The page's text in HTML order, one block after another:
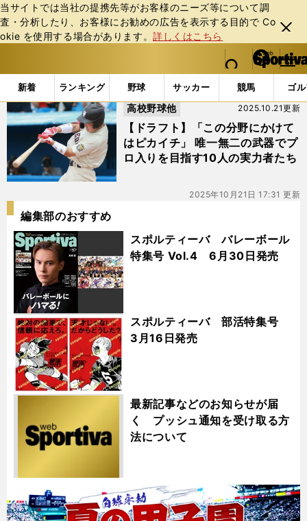
当サイトでは当社の提携先等がお客様のニーズ等について調
査・分析したり、お客様にお勧めの広告を表⽰する⽬的で Co
okie を使⽤する場合があります。詳しくはこちら
閉じ
る
web Sportiva (webスポルティーバ)
検索
マイペ
ー
ジ
メニュ
新着 ランキング 野球 サッカー 競馬 ゴ
b
ス
ポ
ル
ィ
ー
バ
「#新保茉良」の最新ニュース・ 情報
【ドラフト】「この分野にかけて
はピカイチ」 唯一無二の武器でプ
ロ入りを目指す10人の実力者たち
2025.10.21更新
高校野球他
2025年10月21日 17:31 更新
編集部のおすすめ
スポルティーバ バレーボール
特集号 Vol.4 6月30日発売
スポルティーバ 部活特集号
3月16日発売
最新記事などのお知らせが届
く プッシュ通知を受け取る方
法について